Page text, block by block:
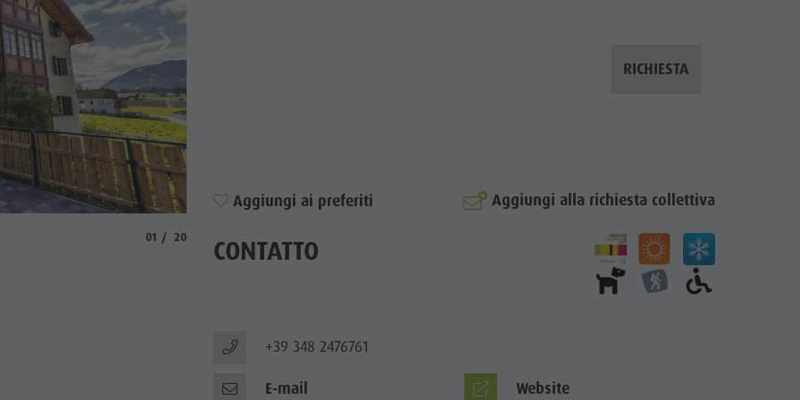
E DINTORNI
E ARTIGIANATO
EVENTS
aria.slide_indicator.prefix
01 aria.slide_indicator.of
20
RICHIESTA
Aggiungi alla richiesta collettiva
Aggiungi ai preferiti
CONTATTO
+39 348 2476761
E-mail Website